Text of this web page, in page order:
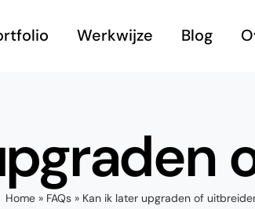
Werkwijze Blog
Home » FAQs » Kan ik later upgraden of